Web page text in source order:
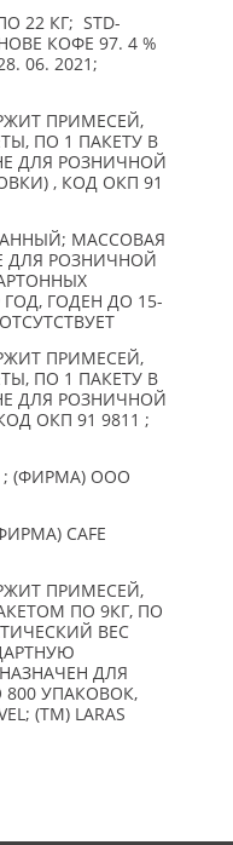
22 КГ; STD-
КОФЕ 97. 4 %
06. 2021;
ПРИМЕСЕЙ,
ПО 1 ПАКЕТУ В
ДЛЯ РОЗНИЧНОЙ
, КОД ОКП 91
МАССОВАЯ
ДЛЯ РОЗНИЧНОЙ
ГОДЕН ДО 15-
ОТСУТСТВУЕТ
ПРИМЕСЕЙ,
ПО 1 ПАКЕТУ В
ДЛЯ РОЗНИЧНОЙ
ОКП 91 9811 ;
; (ФИРМА) ООО
CAFE
ПРИМЕСЕЙ,
ПО 9КГ, ПО
ВЕС
ДЛЯ
УПАКОВОК,
(TM) LARAS